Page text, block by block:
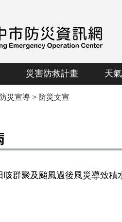
災害防救計畫 天
防災宣導> 防災文宣
咳群聚及颱風過後風災導致